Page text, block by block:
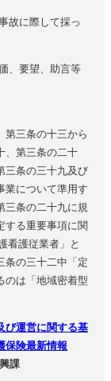
故に際して採っ
、要望、助言等
三条の十三から
、第三条の二十
三条の三十九及び
業について準用す
三条の二十九に規
する重要事項に関
看護従業者」と
条の三十二中「定
のは「地域密着型
び運営に関する基
保険最新情報
課